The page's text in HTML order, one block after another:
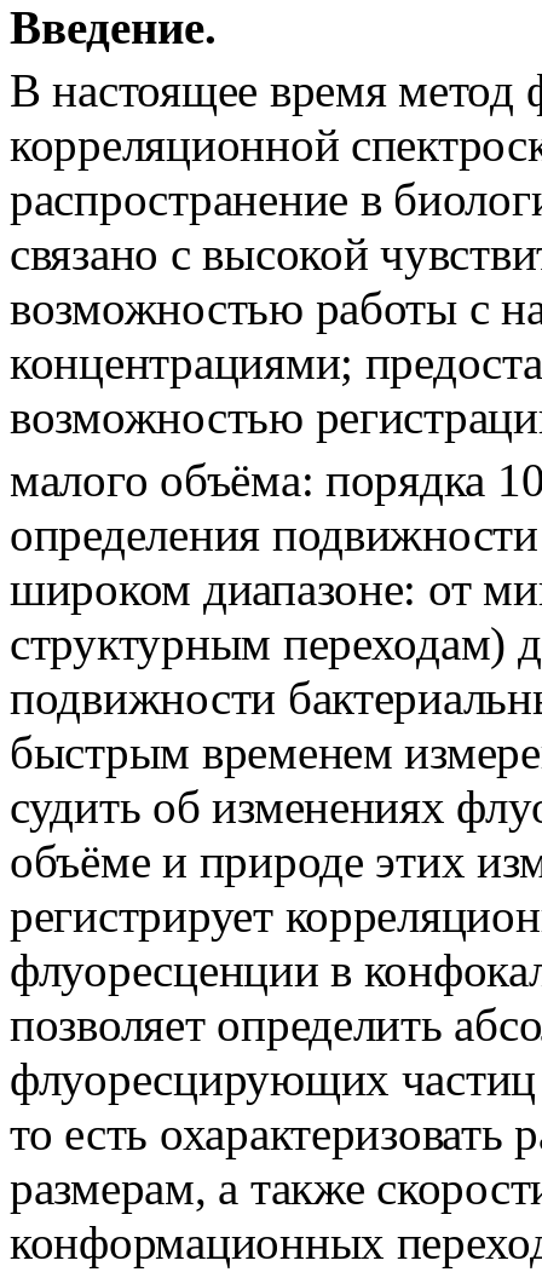
Введение.
В настоящее время метод
корреляционной
распространение в
связано с высокой
возможностью работы с
концентрациями;
возможностью
малого объёма: порядка
определения
широком диапазоне: от
структурным переходам)
подвижности
быстрым временем
судить об изменениях
объёме и природе этих
регистрирует
флуоресценции в
позволяет определить
флуоресцирующих
то есть охарактеризовать
размерам, а также
конформационных